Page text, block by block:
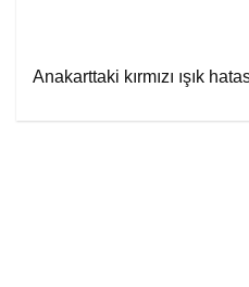
Anakarttaki kırmızı ışık